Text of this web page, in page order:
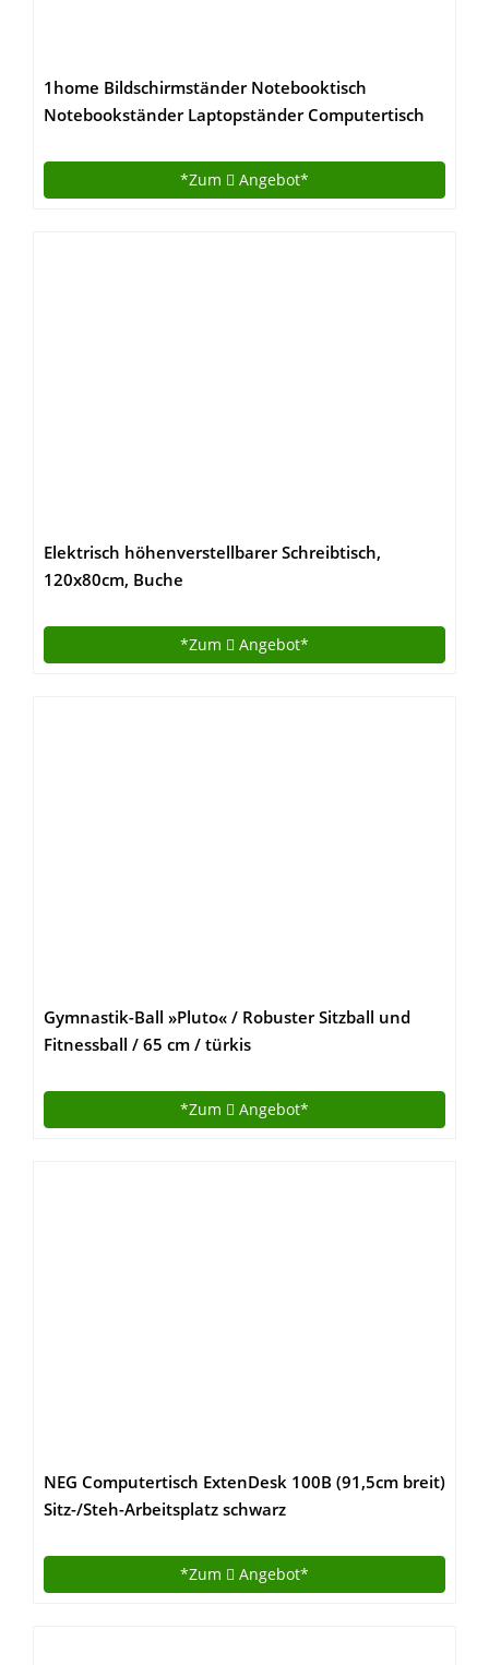
1home Bildschirmständer Notebooktisch
Notebookständer Laptopständer Computertisch
*Zum Angebot*
Elektrisch höhenverstellbarer Schreibtisch,
120x80cm, Buche
*Zum Angebot*
Gymnastik-Ball »Pluto« / Robuster Sitzball und
Fitnessball / 65 cm / türkis
*Zum Angebot*
NEG Computertisch ExtenDesk 100B (91,5cm breit)
Sitz-/Steh-Arbeitsplatz schwarz
*Zum Angebot*